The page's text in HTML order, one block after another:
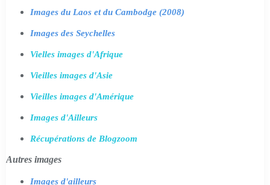
Images du Laos et du Cambodge (2008)
Images des Seychelles
Vielles images d'Afrique
Vieilles images d'Asie
Vieilles images d'Amérique
Images d'Ailleurs
Récupérations de Blogzoom
Autres images
Images d'ailleurs